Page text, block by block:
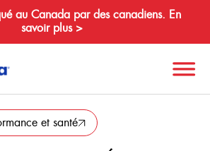
au Canada par des canadiens. En
savoir plus >
et santé